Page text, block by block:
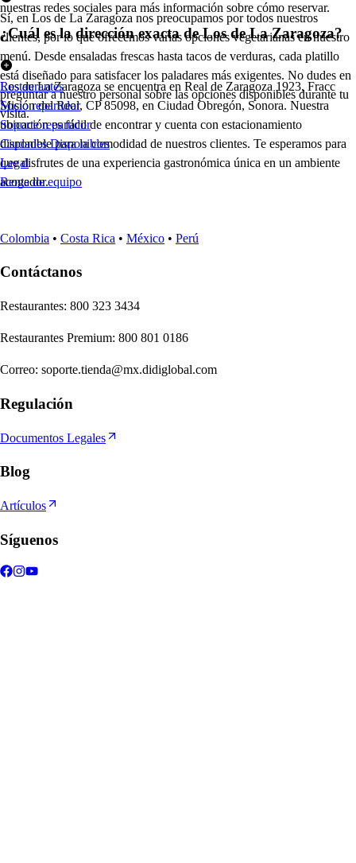
nuestras redes sociales para más información sobre cómo reservar.
Sí, en Los de La Zaragoza nos preocupamos por todos nuestros
clientes, por lo que ofrecemos varias opciones vegetarianas en nuestro
menú. Desde ensaladas frescas hasta tacos de verduras, cada platillo
está diseñado para satisfacer los paladares más exigentes. No dudes en
preguntar a nuestro personal sobre las opciones disponibles durante tu
visita.
¿Cuál es la dirección exacta de Los de La Zaragoza?
Los de La Zaragoza se encuentra en Real de Zaragoza 1923, Fracc
Misión del Real, CP 85098, en Ciudad Obregón, Sonora. Nuestra
ubicación es fácil de encontrar y cuenta con estacionamiento
disponible para la comodidad de nuestros clientes. Te esperamos para
que disfrutes de una experiencia gastronómica única en un ambiente
acogedor.
Restaurantes
Socio repartidor
Soporte repartidor
Ciudades Disponibles
Legal
Renta de equipo
Colombia • Costa Rica • México • Perú
Contáctanos
Restaurantes: 800 323 3434
Restaurantes Premium: 800 801 0186
Correo: soporte.tienda@mx.didiglobal.com
Regulación
Documentos Legales
Blog
Artículos
Síguenos